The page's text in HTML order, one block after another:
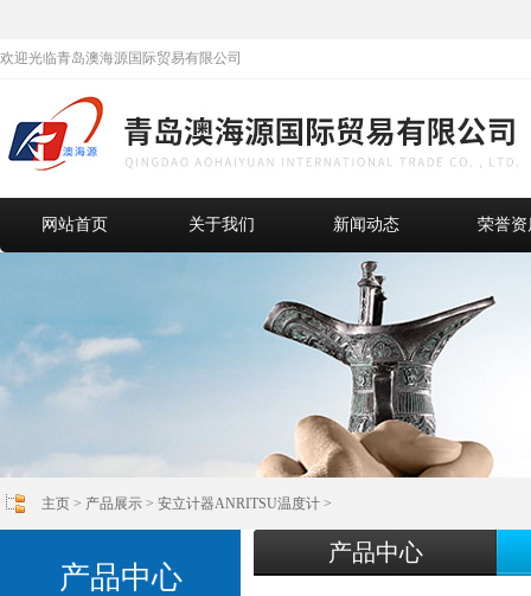
欢迎光临青岛澳海源国际贸易有限公司
网站首页 关于我们 新闻动态 荣誉资
主页 > 产品展示 > 安立计器ANRITSU温度计 >
产品中心
产品中心